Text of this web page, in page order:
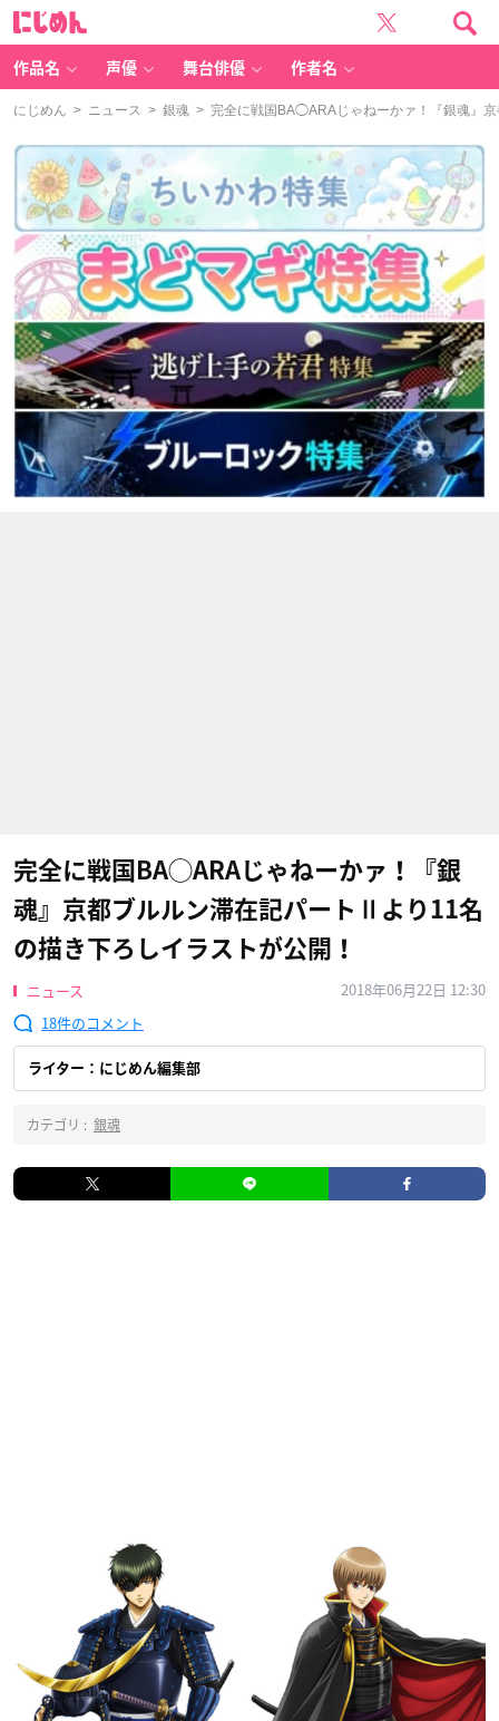
作品名 声優 舞台俳優 作者名
にじめん > ニュース > 銀魂 > 完全に戦国BA◯ARAじゃねーかァ！『銀魂』
完全に戦国BA◯ARAじゃねーかァ！『銀
魂』京都ブルルン滞在記パートⅡより11名
の描き下ろしイラストが公開！
ニュース
2018年06月22日 12:30
18
ライター：にじめん編集部
カテゴリ : 銀魂